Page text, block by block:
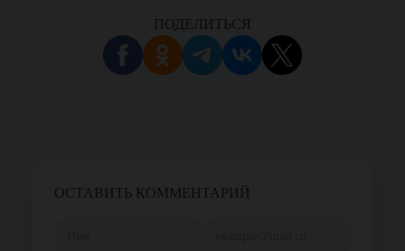
ПОДЕЛИТЬСЯ
ОСТАВИТЬ КОММЕНТАРИЙ